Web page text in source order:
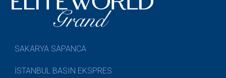
SAKARYA SAPANCA
İSTANBUL BASIN EKSPRES